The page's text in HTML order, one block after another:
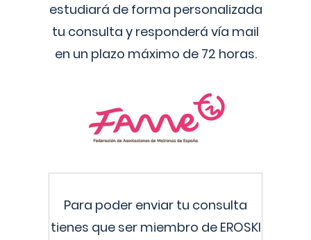
estudiará de forma personalizada
tu consulta y responderá vía mail
en un plazo máximo de 72 horas.
Para poder enviar tu consulta
tienes que ser miembro de EROSKI